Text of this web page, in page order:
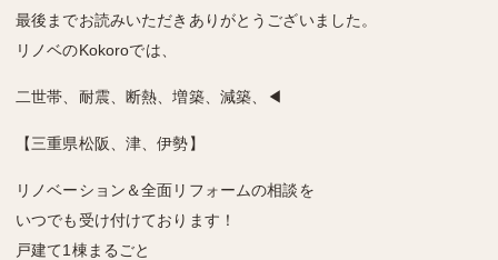
最後までお読みいただきありがとうございました。
リノベのKokoroでは、
二世帯、耐震、断熱、増築、減築、◀
【三重県松阪、津、伊勢】
リノベーション＆全面リフォームの相談を
いつでも受け付けております！
戸建て1棟まるごと